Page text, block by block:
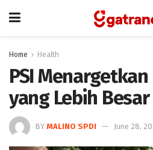
Home Health
PSI
yang Lebih
BY MALINO SPDI June 28,